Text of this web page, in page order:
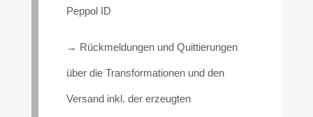
Peppol ID
→ Rückmeldungen und Quittierungen
über die Transformationen und den
Versand inkl. der erzeugten